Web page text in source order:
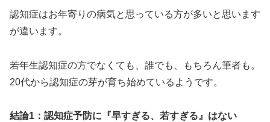
認知症はお年寄りの病気と思っている方が多いと思います
が違います。
若年生認知症の方でなくても、誰でも、もちろん筆者も。
20代から認知症の芽が育ち始めているようです。
結論1：認知症予防に『早すぎる、若すぎる』はない